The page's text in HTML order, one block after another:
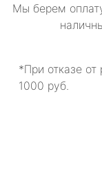
Мы берем
*При отказе от
1000 руб.